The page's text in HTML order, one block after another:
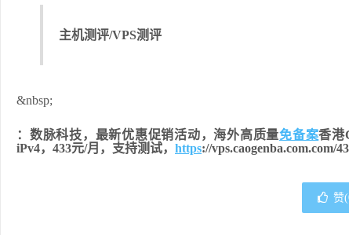
主机测评/VPS测评
&nbsp;
：数脉科技，最新优惠促销活动，海外高质量免备案香港
iPv4，433元/月，支持测试， https://vps.caogenba.com.com/
赞(